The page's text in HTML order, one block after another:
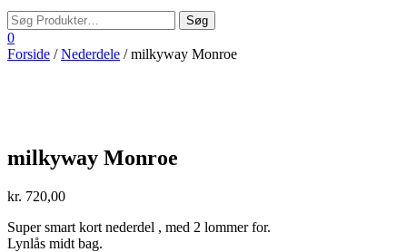
0
Forside /Nederdele / milkyway Monroe
milkyway Monroe
kr. 720,00
Super smart kort nederdel , med 2 lommer for.
Lynlås midt bag.